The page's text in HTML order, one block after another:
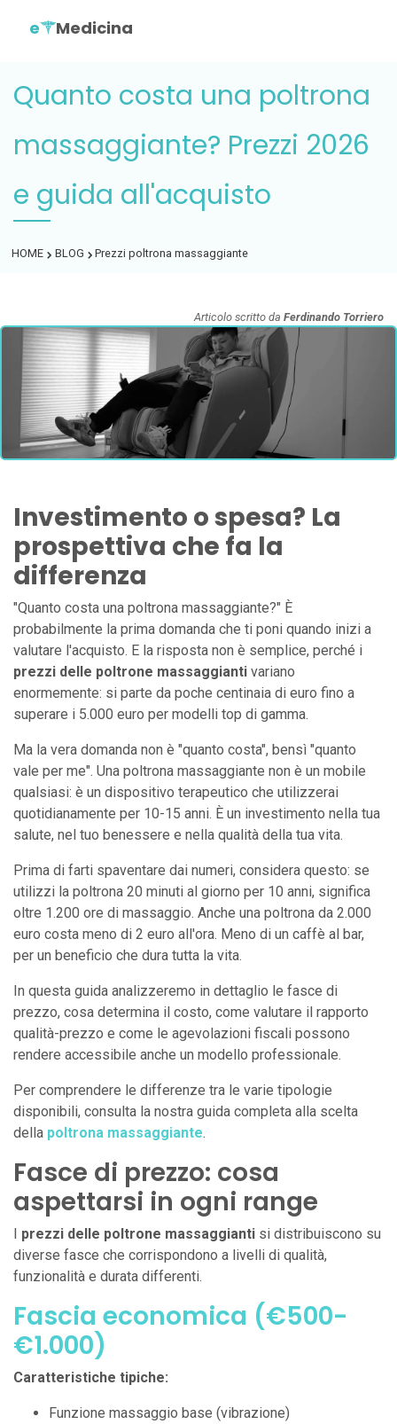
e Medicina
Quanto costa una poltrona
massaggiante? Prezzi 2026
e guida all'acquisto
HOME BLOG Prezzi poltrona massaggiante
Articolo scritto da Ferdinando Torriero
Investimento o spesa? La
prospettiva che fa la
differenza
"Quanto costa una poltrona massaggiante?" È
probabilmente la prima domanda che ti poni quando inizi a
valutare l'acquisto. E la risposta non è semplice, perché i
prezzi delle poltrone massaggianti variano
enormemente: si parte da poche centinaia di euro fino a
superare i 5.000 euro per modelli top di gamma.
Ma la vera domanda non è "quanto costa", bensì "quanto
vale per me". Una poltrona massaggiante non è un mobile
qualsiasi: è un dispositivo terapeutico che utilizzerai
quotidianamente per 10-15 anni. È un investimento nella tua
salute, nel tuo benessere e nella qualità della tua vita.
Prima di farti spaventare dai numeri, considera questo: se
utilizzi la poltrona 20 minuti al giorno per 10 anni, significa
oltre 1.200 ore di massaggio. Anche una poltrona da 2.000
euro costa meno di 2 euro all'ora. Meno di un caffè al bar,
per un beneficio che dura tutta la vita.
In questa guida analizzeremo in dettaglio le fasce di
prezzo, cosa determina il costo, come valutare il rapporto
qualità-prezzo e come le agevolazioni fiscali possono
rendere accessibile anche un modello professionale.
Per comprendere le differenze tra le varie tipologie
disponibili, consulta la nostra guida completa alla scelta
della poltrona massaggiante.
Fasce di prezzo: cosa
aspettarsi in ogni range
I prezzi delle poltrone massaggianti si distribuiscono su
diverse fasce che corrispondono a livelli di qualità,
funzionalità e durata differenti.
Fascia economica (€500-
€1.000)
Caratteristiche tipiche:
Funzione massaggio base (vibrazione)